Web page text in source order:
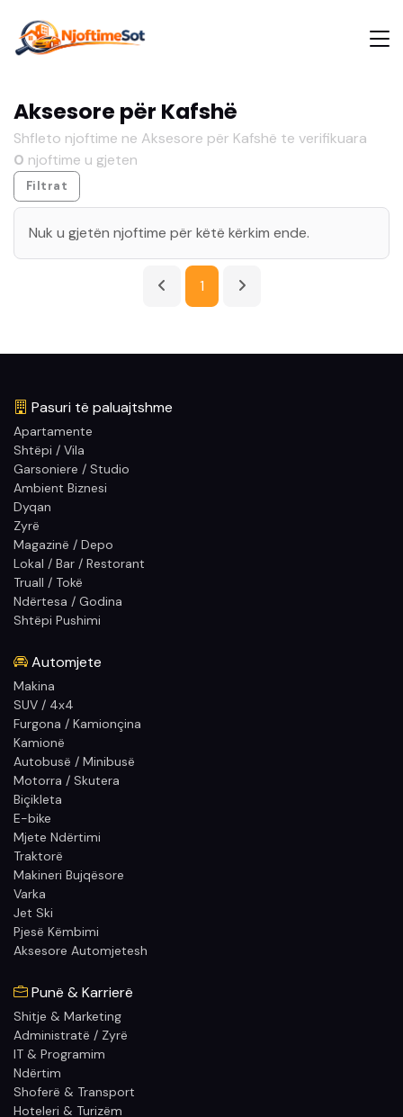
Aksesore për Kafshë
Shfleto njoftime ne Aksesore për Kafshë te verifikuara
0 njoftime u gjeten
Filtrat
Nuk u gjetën njoftime për këtë kërkim ende.
1
Pasuri të paluajtshme
Apartamente
Shtëpi / Vila
Garsoniere / Studio
Ambient Biznesi
Dyqan
Zyrë
Magazinë / Depo
Lokal / Bar / Restorant
Truall / Tokë
Ndërtesa / Godina
Shtëpi Pushimi
Automjete
Makina
SUV / 4x4
Furgona / Kamionçina
Kamionë
Autobusë / Minibusë
Motorra / Skutera
Biçikleta
E-bike
Mjete Ndërtimi
Traktorë
Makineri Bujqësore
Varka
Jet Ski
Pjesë Këmbimi
Aksesore Automjetesh
Punë & Karrierë
Shitje & Marketing
Administratë / Zyrë
IT & Programim
Ndërtim
Shoferë & Transport
Hoteleri & Turizëm